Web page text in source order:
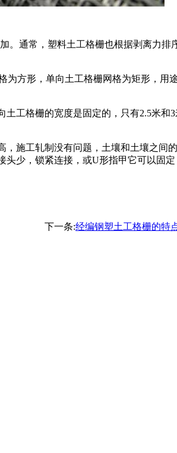
。通常，塑料土工格栅也根据剥离
方形，单向土工格栅网格为矩形
：单向土工格栅的宽度是固定的，只
，施工轧制没有问题，土壤和土壤
，锁紧连接，或U形指甲它可以固定，耐
下一条:经编钢塑土工格栅的特